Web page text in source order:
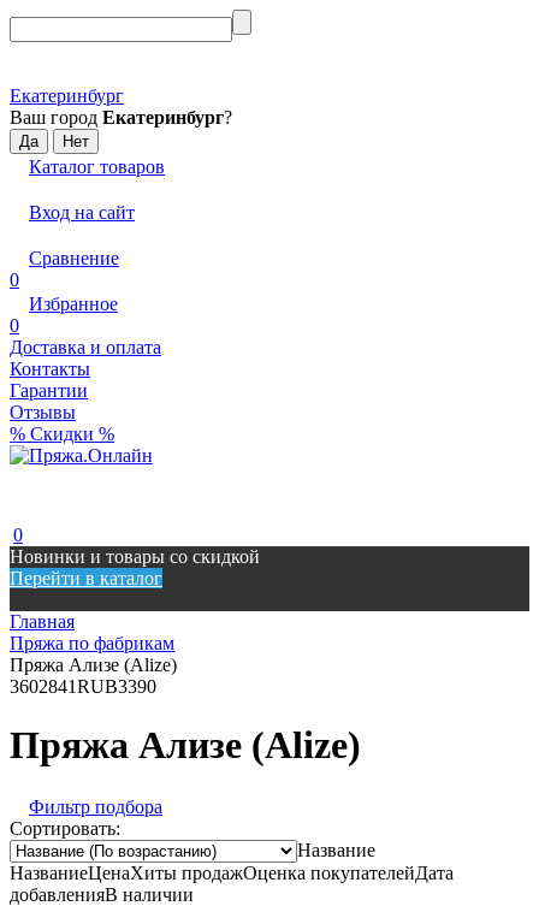
Екатеринбург
Ваш город Екатеринбург?
Каталог товаров
Вход на сайт
Сравнение
0
Избранное
0
Доставка и оплата
Контакты
Гарантии
Отзывы
% Скидки %
0
Новинки и товары со скидкой
Перейти в каталог
Главная
Пряжа по фабрикам
Пряжа Ализе (Alize)
3602841RUB3390
Пряжа Ализе (Alize)
Фильтр подбора
Сортировать:
Название
НазваниеЦенаХиты продажОценка покупателейДата
добавленияВ наличии